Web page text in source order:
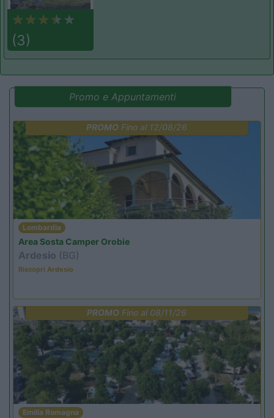
(3)
Promo e Appuntamenti
PROMO Fino al 12/08/26
Lombardia
Area Sosta Camper Orobie
Ardesio (BG)
Riscopri Ardesio
PROMO Fino al 08/11/26
Emilia Romagna